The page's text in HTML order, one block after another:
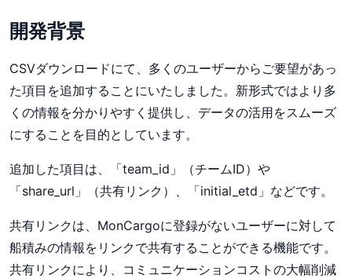
開発背景
CSVダウンロードにて、多くのユーザーからご要望があっ
た項目を追加することにいたしました。新形式ではより多
くの情報を分かりやすく提供し、データの活用をスムーズ
にすることを目的としています。
追加した項目は、「team_id」（チームID）や
「share_url」（共有リンク）、「initial_etd」などです。
共有リンクは、MonCargoに登録がないユーザーに対して
船積みの情報をリンクで共有することができる機能です。
共有リンクにより、コミュニケーションコストの大幅削減